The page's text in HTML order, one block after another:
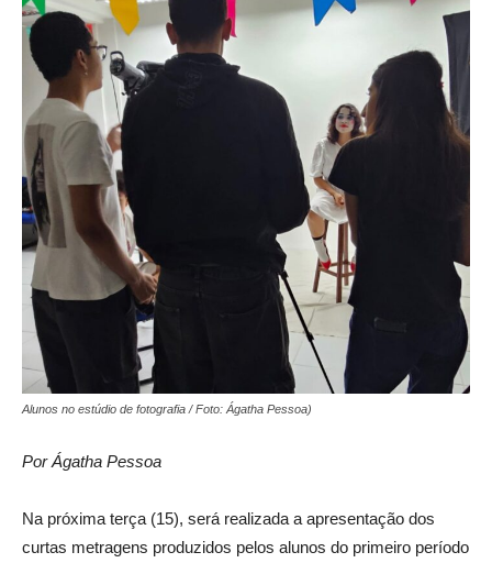
Alunos no estúdio de fotografia / Foto: Ágatha Pessoa)
Por Ágatha Pessoa
Na próxima terça (15), será realizada a apresentação dos
curtas metragens produzidos pelos alunos do primeiro período